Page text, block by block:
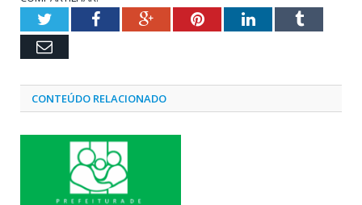
TwitterFacebookGoogle+PinterestLinkedInTumblr
Email
CONTEÚDO RELACIONADO